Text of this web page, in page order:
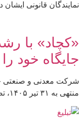
نمایندگان قانونی
جایگاه خود
شرکت معدنی و صنعتی
منتهی به ۳۱ تیر ۱۴۰۵، تصویری از تداوم ثبات عملیاتی